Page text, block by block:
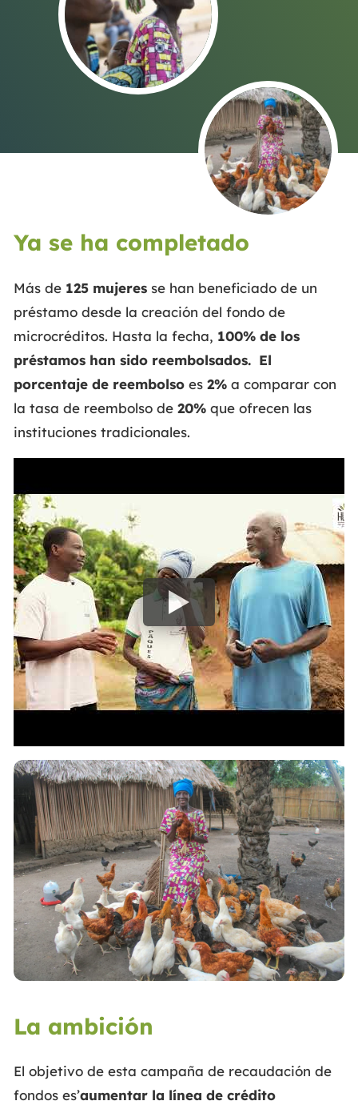
Ya se ha completado
Más de 125 mujeres se han beneficiado de un
préstamo desde la creación del fondo de
microcréditos. Hasta la fecha, 100% de los
préstamos han sido reembolsados. El
porcentaje de reembolso es 2% a comparar con
la tasa de reembolso de 20% que ofrecen las
instituciones tradicionales.
La ambición
El objetivo de esta campaña de recaudación de
fondos es’aumentar la línea de crédito